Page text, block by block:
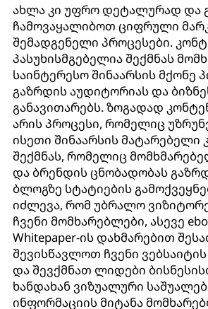
ახლა კი უფრო დეტალურად და
ჩამოვაყალიბოთ ციფრული
შემადგენელი პროცესები.
პასუხისმგებელია შექმნას
საინტერესო შინაარსის მქონე
გაზრდის აუდიტორიას და
განავითარებს. ზოგადად
არის პროცესი, რომელიც
ისეთი შინაარსის მატარებელი
შექმნას, რომელიც
და ბრენდის ცნობადობას
ბლოგზე სტატიების
იძლევა, რომ უბრალო
ჩვენი მომხარებლები, ასევე
Whitepaper-ის დახმარებით
შევისწავლოთ ჩვენი
და შევქმნათ ლიდები
ხანდახან ვიზუალური
ინფორმაციის მიტანა